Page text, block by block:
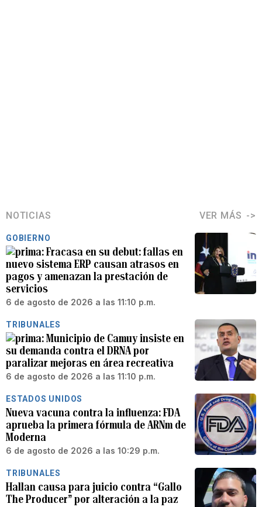
NOTICIAS VER MÁS
GOBIERNO
Fracasa en su debut: fallas en
nuevo sistema ERP causan atrasos en
pagos y amenazan la prestación de
servicios
6 de agosto de 2026 a las 11:10 p.m.
TRIBUNALES
Municipio de Camuy insiste en
su demanda contra el DRNA por
paralizar mejoras en área recreativa
6 de agosto de 2026 a las 11:10 p.m.
ESTADOS UNIDOS
Nueva vacuna contra la influenza: FDA
aprueba la primera fórmula de ARNm de
Moderna
6 de agosto de 2026 a las 10:29 p.m.
TRIBUNALES
Hallan causa para juicio contra “Gallo
The Producer” por alteración a la paz